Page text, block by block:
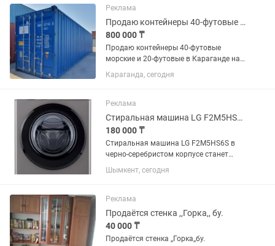
Реклама
Продаю контейнеры 40-футовые морские в Караганде, Астане, Усть-Каменогорске
800 000 ₸
Продаю контейнеры 40-футовые
морские и 20-футовые в Караганде на
выбор с погрузкой возможна доставка
до вашего места цена от тенге. В
выпуска-1,5 млн. (состояние...
Караганда, сегодня
Реклама
Стиральная машина LG F2M5HS6S серебристый буу
180 000 ₸
Стиральная машина LG F2M5HS6S в
черно-серебристом корпусе станет
идеальным выбором для большой
семьи за счет возможности стирать до
одновременно очистить внутри два...
Шымкент, сегодня
Реклама
Продаётся стенка ,,Горка,, бу.
40 000 ₸
Продаётся стенка ,,Горка,,бу.